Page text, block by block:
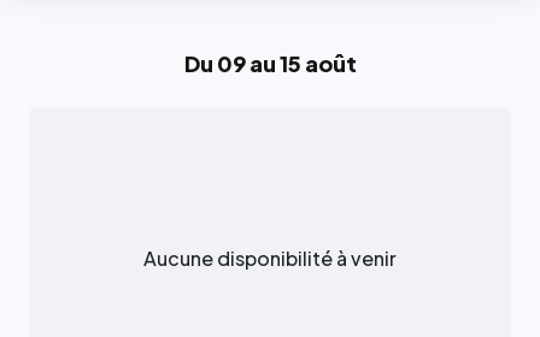
Du 09 au 15 août
Aucune disponibilité à venir